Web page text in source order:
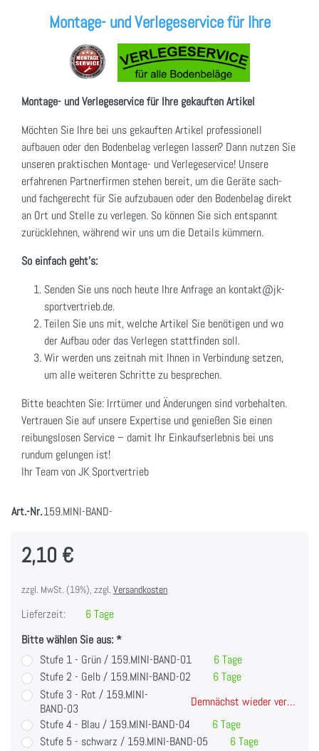
Montage- und Verlegeservice für Ihre
Montage- und Verlegeservice für Ihre gekauften Artikel
Möchten Sie Ihre bei uns gekauften Artikel professionell
aufbauen oder den Bodenbelag verlegen lassen? Dann nutzen Sie
unseren praktischen Montage- und Verlegeservice! Unsere
erfahrenen Partnerfirmen stehen bereit, um die Geräte sach-
und fachgerecht für Sie aufzubauen oder den Bodenbelag direkt
an Ort und Stelle zu verlegen. So können Sie sich entspannt
zurücklehnen, während wir uns um die Details kümmern.
So einfach geht's:
Senden Sie uns noch heute Ihre Anfrage an kontakt@jk-
sportvertrieb.de.
Teilen Sie uns mit, welche Artikel Sie benötigen und wo
der Aufbau oder das Verlegen stattfinden soll.
Wir werden uns zeitnah mit Ihnen in Verbindung setzen,
um alle weiteren Schritte zu besprechen.
Bitte beachten Sie: Irrtümer und Änderungen sind vorbehalten.
Vertrauen Sie auf unsere Expertise und genießen Sie einen
reibungslosen Service – damit Ihr Einkaufserlebnis bei uns
rundum gelungen ist!
Ihr Team von JK Sportvertrieb
Art.-Nr.159.MINI-BAND-
2,10 €
zzgl. MwSt. (19%), zzgl. Versandkosten
Lieferzeit:
6 Tage
Bitte wählen Sie aus:
Stufe 1 - Grün / 159.MINI-BAND-01
6 Tage
Stufe 2 - Gelb / 159.MINI-BAND-02
6 Tage
Stufe 3 - Rot / 159.MINI-
BAND-03
Demnächst wieder verfügbar
Stufe 4 - Blau / 159.MINI-BAND-04
6 Tage
Stufe 5 - schwarz / 159.MINI-BAND-05
6 Tage